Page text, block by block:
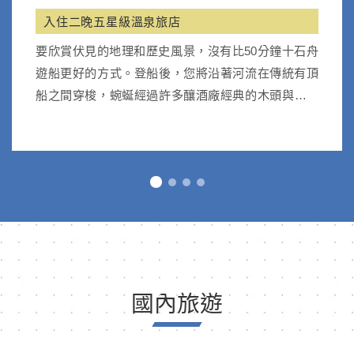
入住二晚五星級溫泉旅店
要欣賞伏見的地理和歷史風景，沒有比50分鐘十石舟
遊船更好的方式。登船後，您將沿著河流在傳統有頂
船之間穿梭，蜿蜒經過許多釀酒廠經典的木頭與灰泥
國內旅遊